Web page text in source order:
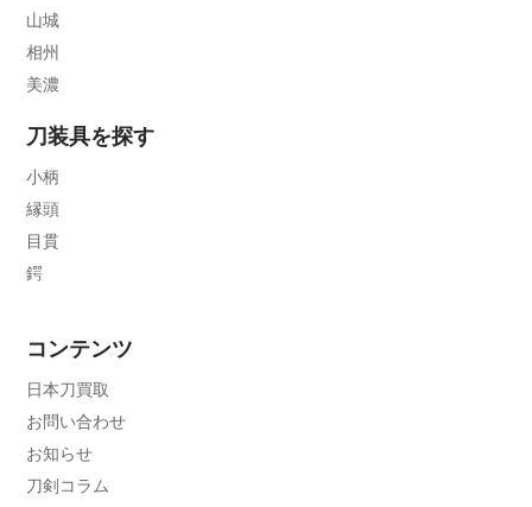
山城
相州
美濃
刀装具を探す
小柄
縁頭
目貫
鍔
コンテンツ
日本刀買取
お問い合わせ
お知らせ
刀剣コラム